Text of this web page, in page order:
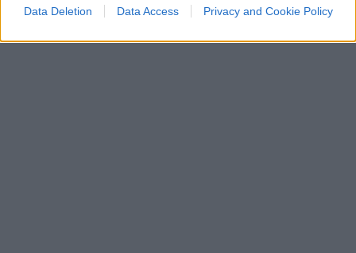
user protection.
Data Deletion Data Access Privacy and Cookie Policy